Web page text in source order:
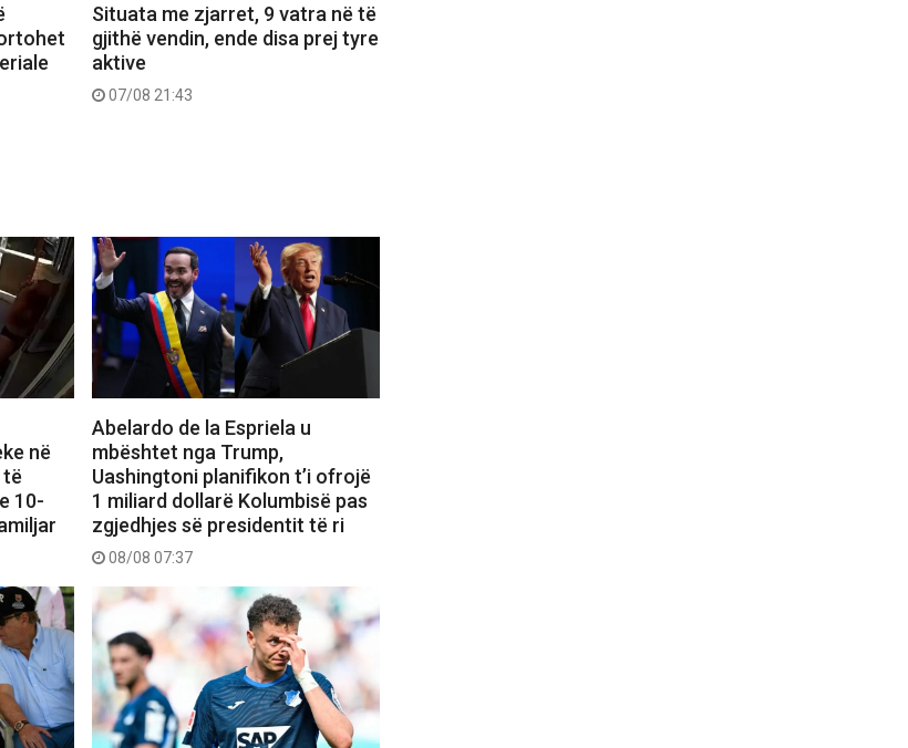
Situata me zjarret, 9 vatra në të
gjithë vendin, ende disa prej tyre
aktive
07/08 21:43
në
të
10-
Abelardo de la Espriela u
mbështet nga Trump,
Uashingtoni planifikon t’i ofrojë
1 miliard dollarë Kolumbisë pas
zgjedhjes së presidentit të ri
08/08 07:37